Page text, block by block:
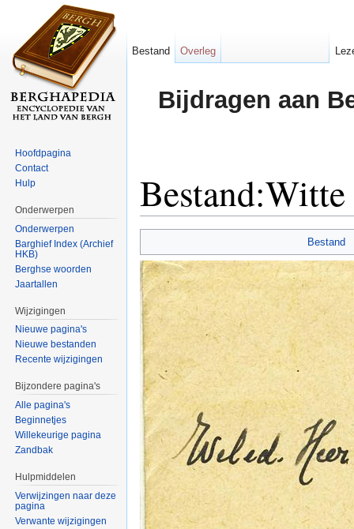
Bijdragen aan
Bestand
Bestand Overleg
Hoofdpagina
Contact
Hulp
Onderwerpen
Onderwerpen
Barghief Index (Archief
HKB)
Berghse woorden
Jaartallen
Wijzigingen
Nieuwe pagina's
Nieuwe bestanden
Recente wijzigingen
Bijzondere pagina's
Alle pagina's
Beginnetjes
Willekeurige pagina
Zandbak
Hulpmiddelen
Verwijzingen naar deze
pagina
Verwante wijzigingen